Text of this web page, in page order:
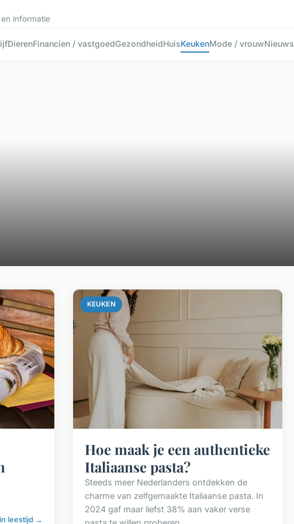
informatie
DierenFinancien / vastgoedGezondheidHuisKeukenMode / vrouwNieuws
leestijd →
KEUKEN
Hoe maak je een authentieke
Italiaanse pasta?
Steeds meer Nederlanders ontdekken de
charme van zelfgemaakte Italiaanse pasta. In
2024 gaf maar liefst 38% aan vaker verse